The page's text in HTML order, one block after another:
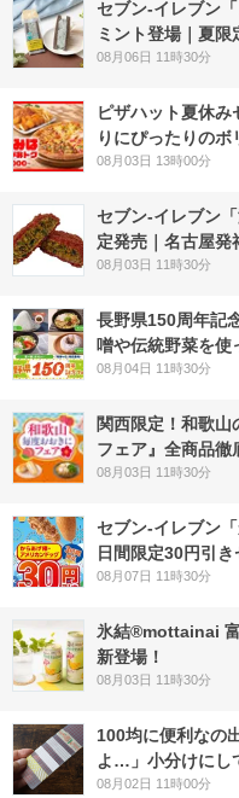
セブン‐イレブン
ミント登場｜夏
08月06日 11時30分
ピザハット夏休
りにぴったりの
08月03日 13時00分
セブン-イレブン
定発売｜名古屋発
08月03日 11時30分
長野県150周年記
噌や伝統野菜を使
08月04日 11時30分
関西限定！和歌
フェア』全商品徹
08月03日 11時30分
セブン‐イレブン
日間限定30円引き
08月07日 11時30分
氷結®mottainai 富
新登場！
08月03日 11時30分
100均に便利なの
よ…」小分けにし
08月02日 11時00分